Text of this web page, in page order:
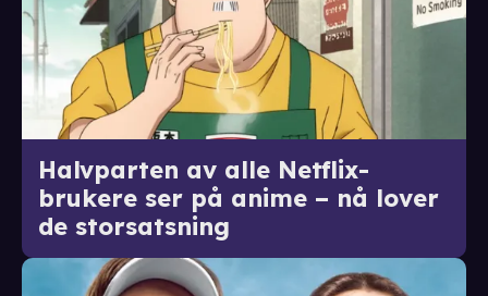
Halvparten av alle Netflix-
brukere ser på anime – nå lover
de storsatsning